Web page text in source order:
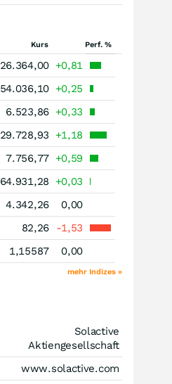
Kurs Perf. %
26.364,00 +0,81
54.036,10 +0,25
6.523,86 +0,33
29.728,93
+1,18
7.756,77 +0,59
64.931,28
+0,03
4.342,26
0,00
82,26
-1,53
1,15587 0,00
mehr Indizes »
Solactive
Aktiengesellschaft
www.solactive.com